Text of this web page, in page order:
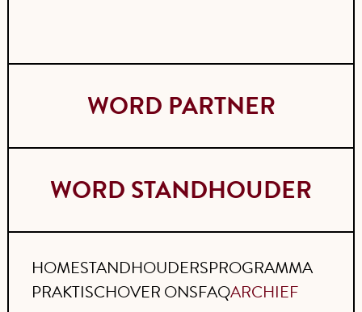
WORD PARTNER
WORD STANDHOUDER
HOMESTANDHOUDERSPROGRAMMA
PRAKTISCHOVER ONSFAQARCHIEF